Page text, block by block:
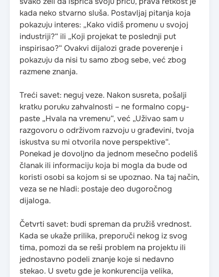
kada neko stvarno sluša. Postavljaj pitanja koja
pokazuju interes: „Kako vidiš promenu u svojoj
industriji?“ ili „Koji projekat te poslednji put
inspirisao?“ Ovakvi dijalozi grade poverenje i
pokazuju da nisi tu samo zbog sebe, već zbog
razmene znanja.
Treći savet: neguj veze. Nakon susreta, pošalji
kratku poruku zahvalnosti – ne formalno copy-
paste „Hvala na vremenu“, već „Uživao sam u
razgovoru o održivom razvoju u građevini, tvoja
iskustva su mi otvorila nove perspektive“.
Ponekad je dovoljno da jednom mesečno podeliš
članak ili informaciju koja bi mogla da bude od
koristi osobi sa kojom si se upoznao. Na taj način,
veza se ne hladi: postaje deo dugoročnog
dijaloga.
Četvrti savet: budi spreman da pružiš vrednost.
Kada se ukaže prilika, preporuči nekog iz svog
tima, pomozi da se reši problem na projektu ili
jednostavno podeli znanje koje si nedavno
stekao. U svetu gde je konkurencija velika,